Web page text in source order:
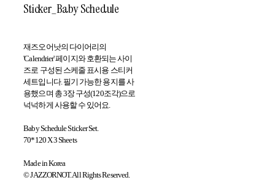
Sticker_Baby Schedule
재즈오어낫의 다이어리의
'Calendrier' 페이지와 호환되는 사이
즈로 구성된 스케줄 표시용 스티커
세트입니다. 필기 가능한 용지를 사
용했으며 총 3장 구성(120조각)으로
넉넉하게 사용할 수 있어요.
Baby Schedule Sticker Set.
70*120 X 3 Sheets
Made in Korea
© JAZZORNOT. All Rights Reserved.